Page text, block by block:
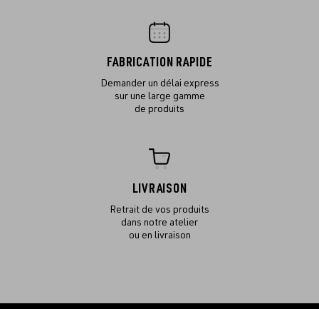
FABRICATION RAPIDE
Demander un délai express
sur une large gamme
de produits
LIVRAISON
Retrait de vos produits
dans notre atelier
ou en livraison